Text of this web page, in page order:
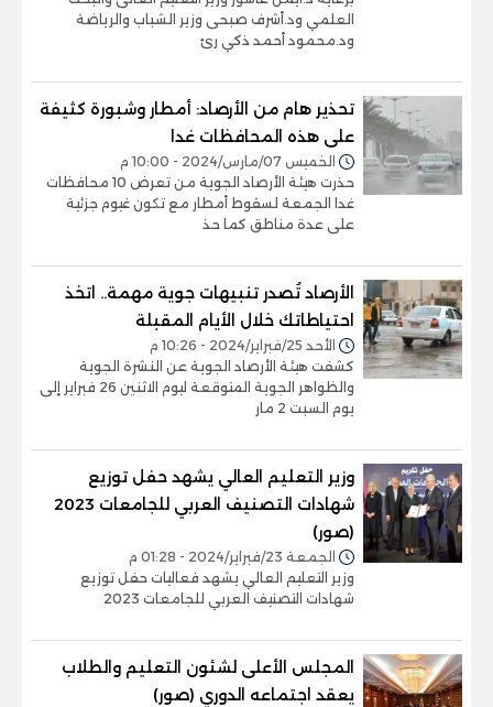
العلمي ود.أشرف صبحى وزير الشباب والرياضة
ود.محمود أحمد ذكي رئ
تحذير هام من الأرصاد: أمطار وشبورة كثيفة
على هذه المحافظات غدا
الخميس 07/مارس/2024 - 10:00 م
حذرت هيئة الأرصاد الجوية من تعرض 10 محافظات
غدا الجمعة لسقوط أمطار مع تكون غيوم جزئية
على عدة مناطق كما حذ
الأرصاد تُصدر تنبيهات جوية مهمة.. اتخذ
احتياطاتك خلال الأيام المقبلة
الأحد 25/فبراير/2024 - 10:26 م
كشفت هيئة الأرصاد الجوية عن النشرة الجوية
والظواهر الجوية المتوقعة ليوم الاثنين 26 فبراير إلى
يوم السبت 2 مار
وزير التعليم العالي يشهد حفل توزيع
شهادات التصنيف العربي للجامعات 2023
(صور)
الجمعة 23/فبراير/2024 - 01:28 م
وزير التعليم العالي يشهد فعاليات حفل توزيع
شهادات التصنيف العربي للجامعات 2023
المجلس الأعلى لشئون التعليم والطلاب
يعقد اجتماعه الدوري (صور)